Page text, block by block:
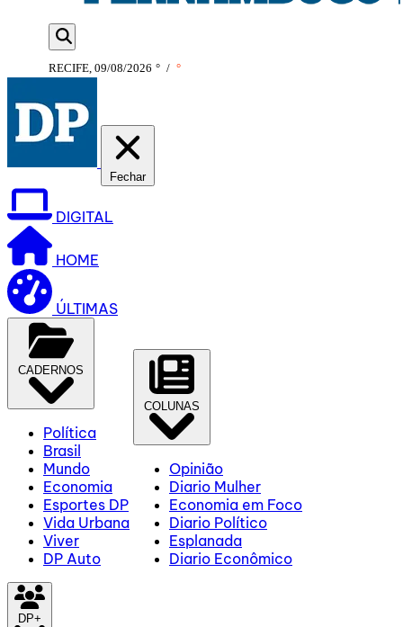
RECIFE, 09/08/2026 ° / °
Fechar
DIGITAL
HOME
ÚLTIMAS
CADERNOS
Política
Brasil
Mundo
Economia
Esportes DP
Vida Urbana
Viver
DP Auto
COLUNAS
Opinião
Diario Mulher
Economia em Foco
Diario Político
Esplanada
Diario Econômico
DP+